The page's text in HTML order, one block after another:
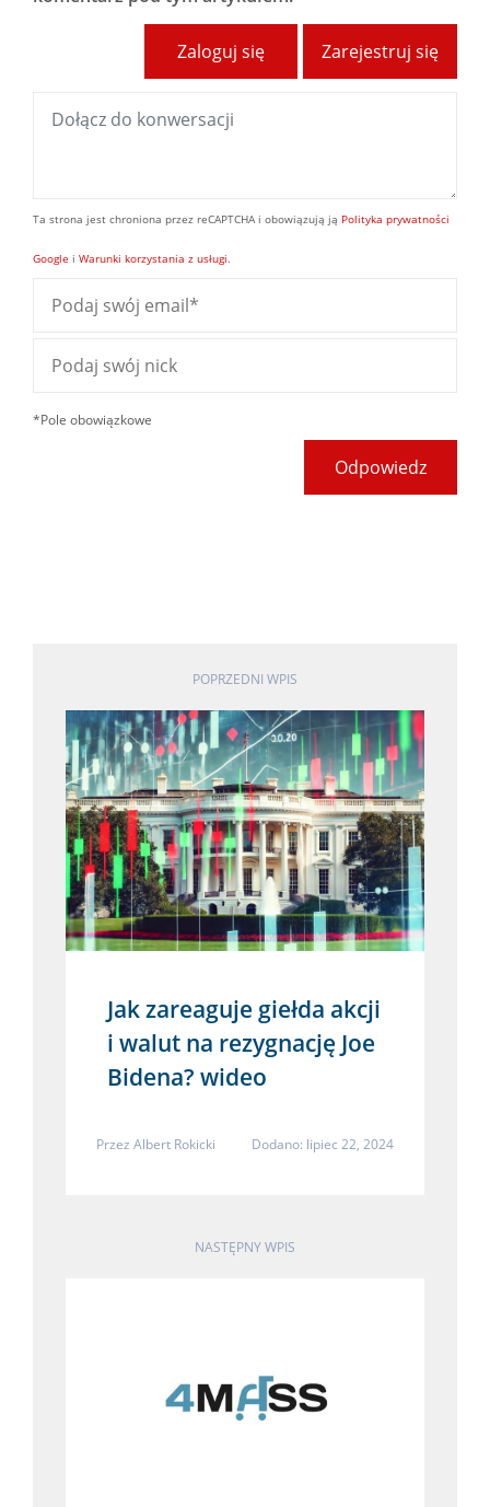
Zarejestruj się
Zaloguj się
Ta strona jest chroniona przez reCAPTCHA i obowiązują ją Polityka prywatności
Google i Warunki korzystania z usługi.
*Pole obowiązkowe
Odpowiedz
POPRZEDNI WPIS
Jak zareaguje giełda akcji
i walut na rezygnację Joe
Bidena? wideo
Przez Albert Rokicki Dodano: lipiec 22, 2024
NASTĘPNY WPIS